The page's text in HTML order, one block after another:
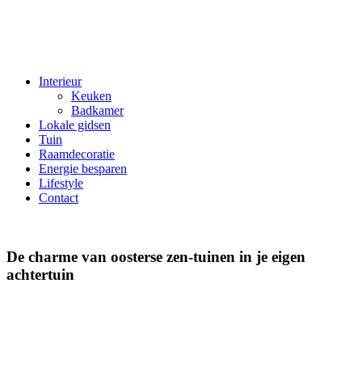
Interieur
Keuken
Badkamer
Lokale gidsen
Tuin
Raamdecoratie
Energie besparen
Lifestyle
Contact
De charme van oosterse zen-tuinen in je eigen
achtertuin